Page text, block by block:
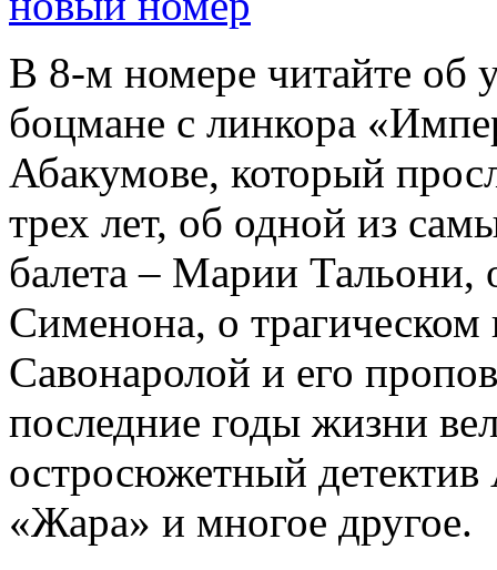
В 8-м номере читайте об
боцмане с линкора
Абакумове, который
трех лет, об одной из
балета – Марии
Сименона, о трагическом
Савонаролой и его
последние годы жизни
остросюжетный детектив
«Жара» и многое другое.